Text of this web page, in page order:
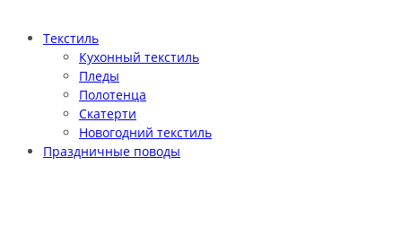
Текстиль
Кухонный текстиль
Пледы
Полотенца
Скатерти
Новогодний текстиль
Праздничные поводы